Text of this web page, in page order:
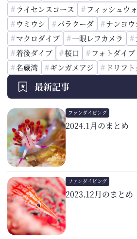
ライセンスコース
フィッシュウ
ウミウシ
バラクーダ
ナンヨウ
マクロダイブ
一眼レフカメラ
着後ダイブ
桜口 フォトダイブ
名蔵湾
ギンガメアジ ドリフ
最新記事
ファンダイビング
2024.1月のまとめ
ファンダイビング
2023.12月のまとめ